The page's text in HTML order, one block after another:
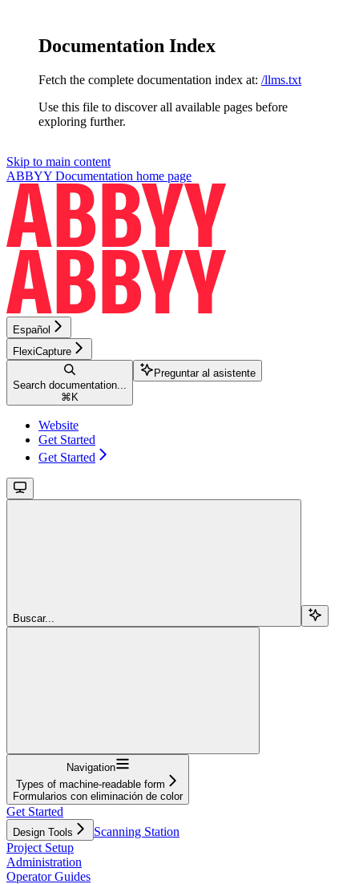
Documentation Index
Fetch the complete documentation index at: /llms.txt
Use this file to discover all available pages before
exploring further.
Skip to main content
ABBYY Documentation home page
Español
FlexiCapture
Search documentation...
⌘ K
Preguntar al asistente
Website
Get Started
Get Started
Buscar...
Navigation
Types of machine-readable form
Formularios con eliminación de color
Get Started
Design Tools
Scanning Station
Project Setup
Administration
Operator Guides